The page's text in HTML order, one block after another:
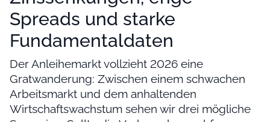
Spreads und starke
Fundamentaldaten
Der Anleihemarkt vollzieht 2026 eine
Gratwanderung: Zwischen einem schwachen
Arbeitsmarkt und dem anhaltenden
Wirtschaftswachstum sehen wir drei mögliche